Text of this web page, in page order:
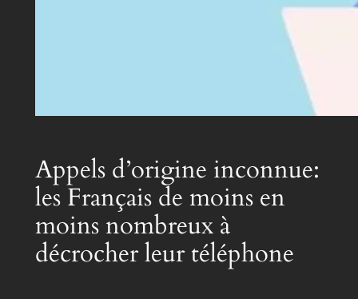
Appels d’origine inconnue:
les Français de moins en
moins nombreux à
décrocher leur téléphone